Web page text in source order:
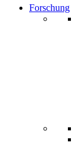
Forschung